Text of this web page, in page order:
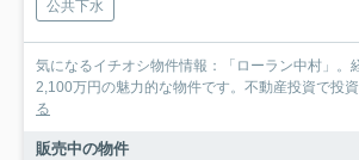
公共下水
気になるイチオシ物件情報：「ローラン中村」。
2,100万円の魅力的な物件です。不動産投資で投
る
販売中の物件